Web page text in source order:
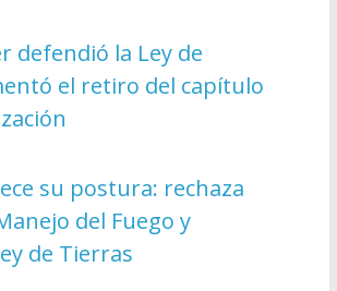
defendió la Ley de
el retiro del capítulo
su postura: rechaza
del Fuego y
de Tierras